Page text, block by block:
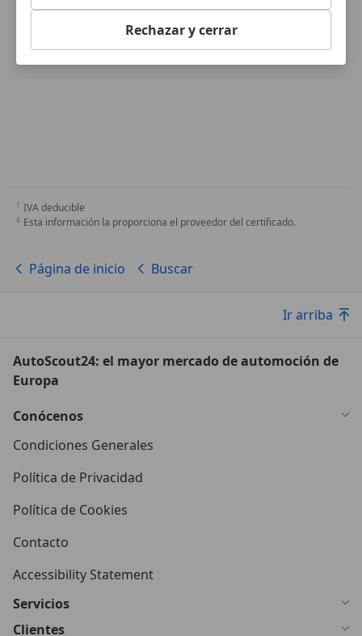
IVA deducible
Esta información la proporciona el proveedor del certificado.
Página de inicio Buscar
Ir arriba
AutoScout24: el mayor mercado de automoción de
Europa
Conócenos
Condiciones Generales
Política de Privacidad
Política de Cookies
Contacto
Accessibility Statement
Servicios
Clientes
Rechazar y cerrar